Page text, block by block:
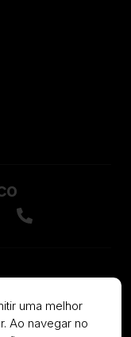
uma melhor
Ao navegar no